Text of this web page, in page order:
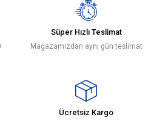
görüntülenemiyor.
bulunuyor.
pahalı.
Süper Hızlı Teslimat
Magazamızdan aynı gün teslimat
Ücretsiz Kargo